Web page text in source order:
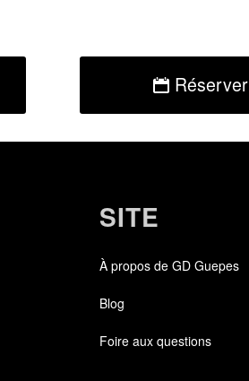
Réserver
SITE
À propos de GD Guepes
Blog
Foire aux questions